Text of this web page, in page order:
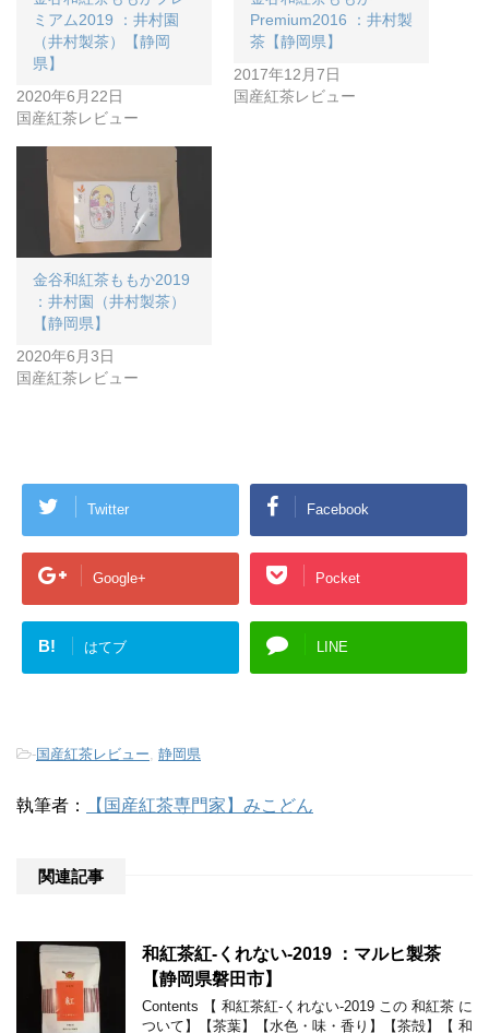
ミアム2019 ：井村園
（井村製茶）【静岡
県】
2020年6月22日
国産紅茶レビュー
Premium2016 ：井村製
茶【静岡県】
2017年12月7日
国産紅茶レビュー
金谷和紅茶ももか2019
：井村園（井村製茶）
【静岡県】
2020年6月3日
国産紅茶レビュー
Twitter Facebook
Google+ Pocket
B! はてブ LINE
-国産紅茶レビュー 静岡県
執筆者： 【国産紅茶専門家】みこどん
関連記事
和紅茶紅-くれない-2019 ：マルヒ製茶
【静岡県磐田市】
Contents 【 和紅茶紅-くれない-2019 この 和紅茶 に
ついて】【茶葉】【水色・味・香り】【茶殻】【 和